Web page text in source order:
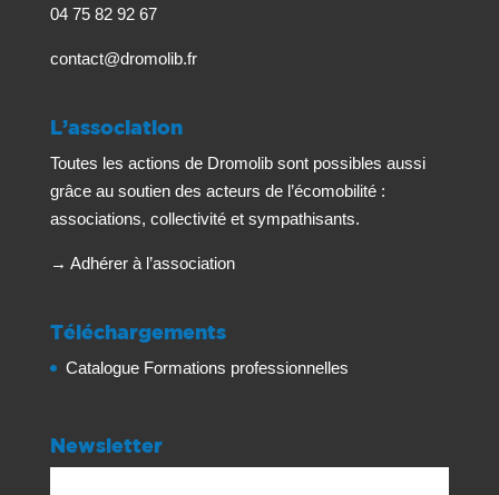
04 75 82 92 67
contact@dromolib.fr
L’association
Toutes les actions de Dromolib sont possibles aussi
grâce au soutien des acteurs de l’écomobilité :
associations, collectivité et sympathisants.
→ Adhérer à l’association
Téléchargements
Catalogue Formations professionnelles
Newsletter